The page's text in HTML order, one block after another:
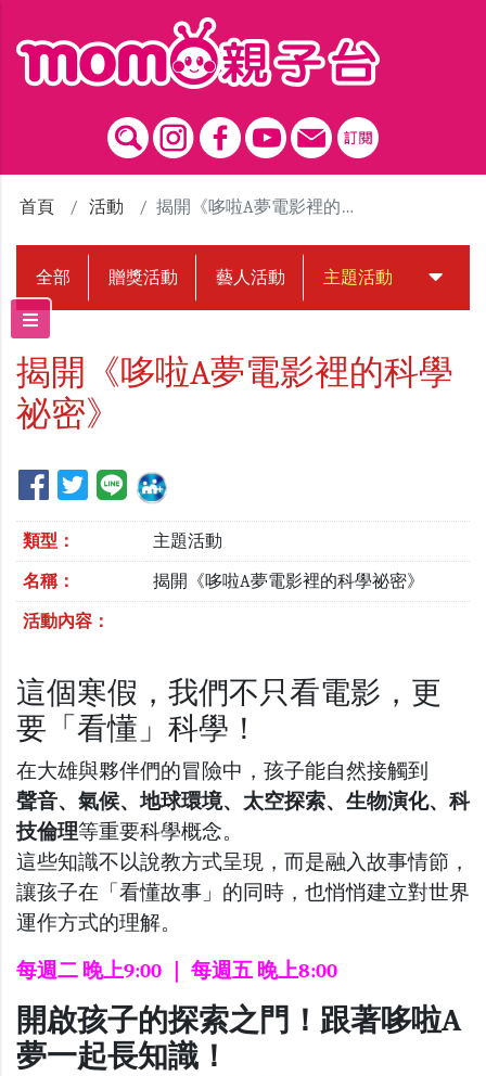
首頁 活動 揭開《哆啦A夢電影裡的科學祕密》
全部 贈獎活動 藝人活動 主題活動 中獎名
揭開《哆啦A夢電影裡的科學
祕密》
類型： 主題活動
名稱： 揭開《哆啦A夢電影裡的科學祕密》
活動內容：
這個寒假，我們不只看電影，更
要「看懂」科學！
在大雄與夥伴們的冒險中，孩子能自然接觸到
聲音、氣候、地球環境、太空探索、生物演化、科
技倫理等重要科學概念。
這些知識不以說教方式呈現，而是融入故事情節，
讓孩子在「看懂故事」的同時，也悄悄建立對世界
運作方式的理解。
每週二 晚上9:00 ｜ 每週五 晚上8:00
開啟孩子的探索之門！ 跟著哆啦A
夢一起長知識！